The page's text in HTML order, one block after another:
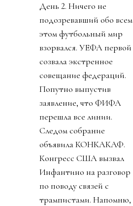
День 2. Ничего не
подозревавший обо всем
этом футбольный мир
взорвался. УЕФА первой
созвала экстренное
совещание федераций.
Попутно выпустив
заявление, что ФИФА
перешла все линии.
Следом собрание
объявила КОНКАКАФ.
Конгресс США вызвал
Инфантино на разговор
по поводу связей с
трампистами. Напомню,